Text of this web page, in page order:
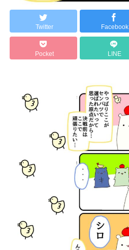
Twitter Facebook
Pocket LINE